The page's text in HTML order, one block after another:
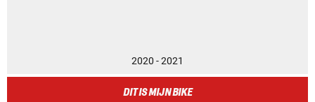
2020 - 2021
DIT IS MIJN BIKE